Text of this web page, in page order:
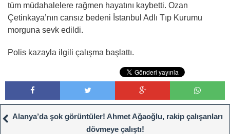
tüm müdahalelere rağmen hayatını kaybetti. Ozan
Çetinkaya’nın cansız bedeni İstanbul Adlı Tıp Kurumu
morguna sevk edildi.
Polis kazayla ilgili çalışma başlattı.
Alanya’da şok görüntüler! Ahmet Ağaoğlu, rakip çalışanları
dövmeye çalıştı!